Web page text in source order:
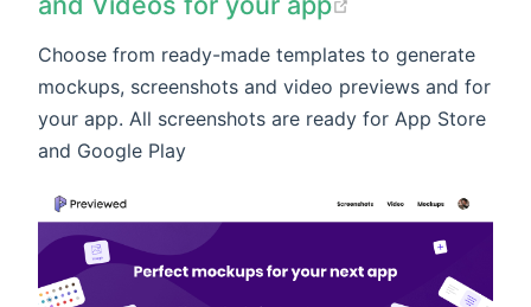
Choose from ready-made templates to generate
mockups, screenshots and video previews and for
your app. All screenshots are ready for App Store
and Google Play